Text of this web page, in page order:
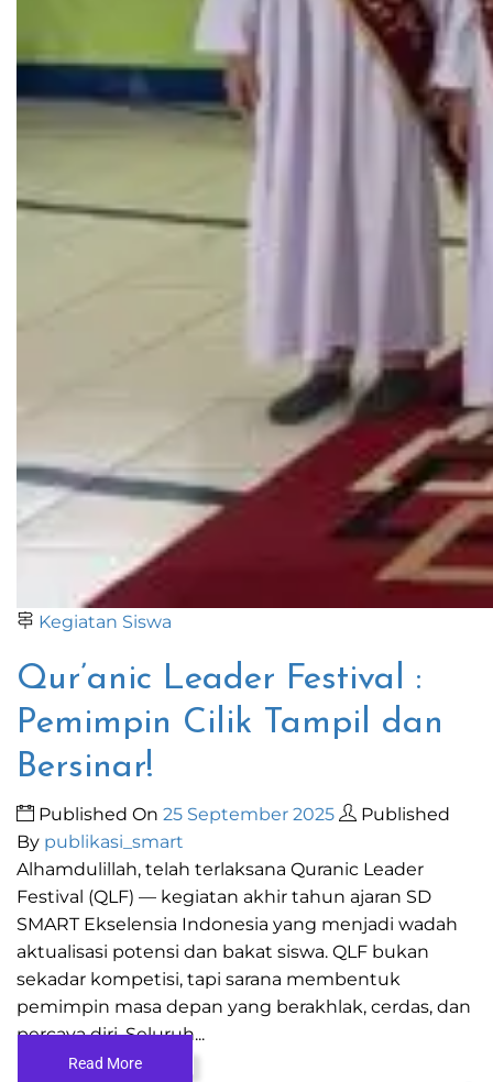
Kegiatan Siswa
Qur’anic Leader Festival :
Pemimpin Cilik Tampil dan
Bersinar!
Published On 25 September 2025
Published
By publikasi_smart
Alhamdulillah, telah terlaksana Quranic Leader
Festival (QLF) — kegiatan akhir tahun ajaran SD
SMART Ekselensia Indonesia yang menjadi wadah
aktualisasi potensi dan bakat siswa. QLF bukan
sekadar kompetisi, tapi sarana membentuk
pemimpin masa depan yang berakhlak, cerdas, dan
percaya diri. Seluruh...
Read More